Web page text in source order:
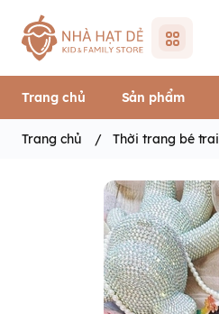
Trang chủ Sản phẩm
Trang chủ / Thời trang bé trai